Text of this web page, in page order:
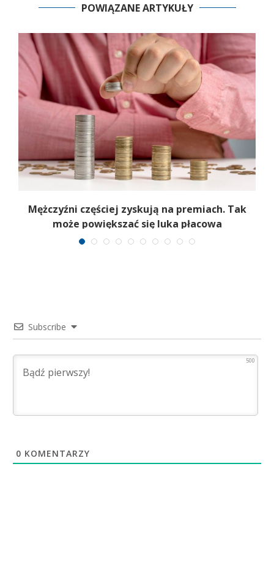
POWIĄZANE ARTYKUŁY
Mężczyźni częściej zyskują na premiach. Tak
może powiększać się luka płacowa
Subscribe
500
0 KOMENTARZY